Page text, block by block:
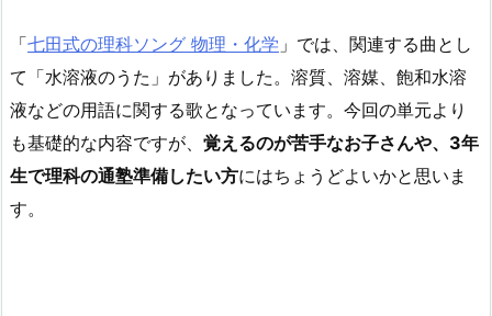
「七田式の理科ソング 物理・化学 」では、関連する曲とし
て「水溶液のうた」がありました。溶質、溶媒、飽和水溶
液などの用語に関する歌となっています。今回の単元より
も基礎的な内容ですが、 覚えるのが苦手なお子さんや、3年
生で理科の通塾準備したい方にはちょうどよいかと思いま
す。